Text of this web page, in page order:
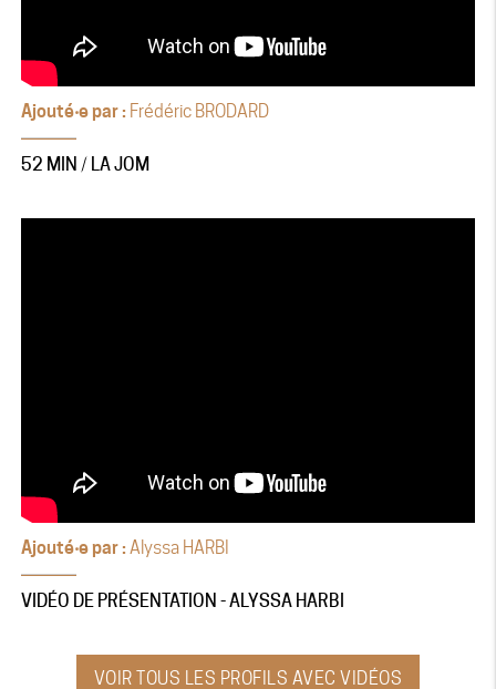
Ajouté‧e par : Frédéric BRODARD
52 MIN / LA JOM
Ajouté‧e par : Alyssa HARBI
VIDÉO DE PRÉSENTATION - ALYSSA HARBI
VOIR TOUS LES PROFILS AVEC VIDÉOS